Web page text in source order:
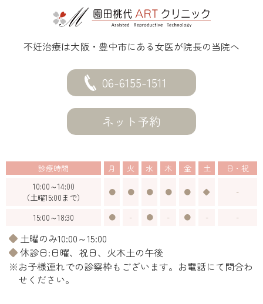
不妊治療は大阪・豊中市にある女医が院長の当院へ
06-6155-1511
ネット予約
診療時間 月 火 水 木 金 土
日・祝
10:00～14:00
（土曜15:00まで）
● ● ● ● ● ◆ -
15:00～18:30 ● - ● - ● - -
◆土曜のみ10:00～15:00
◆休診日:日曜、祝日、火木土の午後
※お子様連れでの診察枠もございます。お電話にて問合わ
せください。